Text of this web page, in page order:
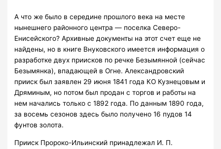
А что же было в середине прошлого века на месте
нынешнего районного центра — поселка Северо-
Енисейского? Архивные документы на этот счет еще не
найдены, но в книге Внуковского имеется информация о
разработке двух приисков по речке Безымянной (сейчас
Безымянка), впадающей в Огне. Александровский
прииск был заявлен 29 июня 1841 года КО Кузнецовым и
Дряминым, но потом был продан с торгов и работы на
нем начались только с 1892 года. По данным 1890 года,
за восемь сезонов здесь было получено 16 пудов 14
фунтов золота.
Прииск Пророко-Ильинский принадлежал И. П.